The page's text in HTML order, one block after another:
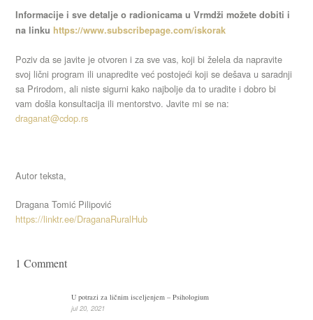
Informacije i sve detalje o radionicama u Vrmdži možete dobiti i
na linku https://www.subscribepage.com/iskorak
Poziv da se javite je otvoren i za sve vas, koji bi želela da napravite
svoj lični program ili unapredite već postojeći koji se dešava u saradnji
sa Prirodom, ali niste sigurni kako najbolje da to uradite i dobro bi
vam došla konsultacija ili mentorstvo. Javite mi se na:
draganat@cdop.rs
Autor teksta,
Dragana Tomić Pilipović
https://linktr.ee/DraganaRuralHub
1 Comment
U potrazi za ličnim isceljenjem – Psihologium
jul 20, 2021